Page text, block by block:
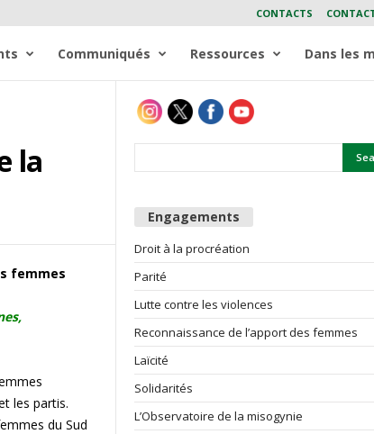
CONTACTS
Communiqués Ressources Dans les
la
femmes
les partis.
du Sud
Engagements
Droit à la procréation
Parité
Lutte contre les violences
Reconnaissance de l’apport des femmes
Laïcité
Solidarités
L’Observatoire de la misogynie